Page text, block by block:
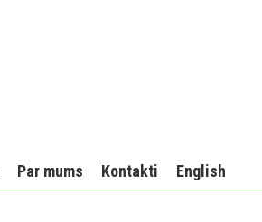
Par mums Kontakti English